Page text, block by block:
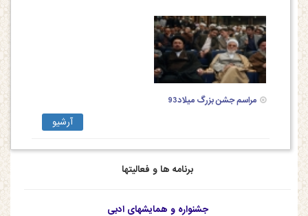
آرشیو
مراسم جشن بزرگ میلاد93
برنامه ها و فعالیتها
جشنواره و همایشهای ادبی